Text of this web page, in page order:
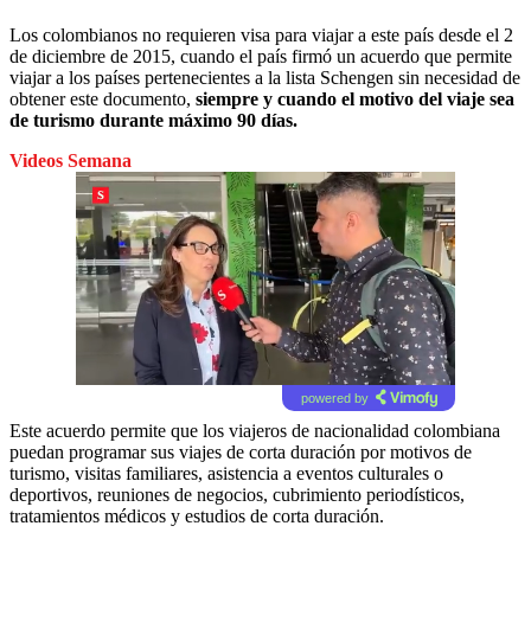
Los colombianos no requieren visa para viajar a este país desde el 2
de diciembre de 2015, cuando el país firmó un acuerdo que permite
viajar a los países pertenecientes a la lista Schengen sin necesidad de
obtener este documento, siempre y cuando el motivo del viaje sea
de turismo durante máximo 90 días.
Videos Semana
powered by
Este acuerdo permite que los viajeros de nacionalidad colombiana
puedan programar sus viajes de corta duración por motivos de
turismo, visitas familiares, asistencia a eventos culturales o
deportivos, reuniones de negocios, cubrimiento periodísticos,
tratamientos médicos y estudios de corta duración.